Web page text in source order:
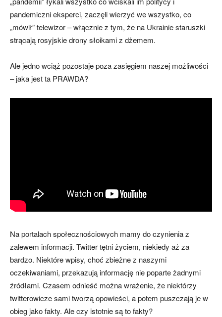
pandemiczni eksperci, zaczęli wierzyć we wszystko, co
„mówił” telewizor – włącznie z tym, że na Ukrainie staruszki
strącają rosyjskie drony słoikami z dżemem.
Ale jedno wciąż pozostaje poza zasięgiem naszej możliwości
– jaka jest ta PRAWDA?
Na portalach społecznościowych mamy do czynienia z
zalewem informacji. Twitter tętni życiem, niekiedy aż za
bardzo. Niektóre wpisy, choć zbieżne z naszymi
oczekiwaniami, przekazują informację nie poparte żadnymi
źródłami. Czasem odnieść można wrażenie, że niektórzy
twitterowicze sami tworzą opowieści, a potem puszczają je w
obieg jako fakty. Ale czy istotnie są to fakty?